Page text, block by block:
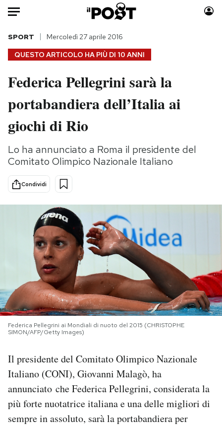
Auto
HOME
Italia
Politica
Tecnologia
Scienza
Economia
Moda
Consumismi
Media
PODCAST
NEWSLETTER
I MIEI PREFERITI
CALENDARIO
AREA PERSONALE
QUESTO ARTICOLO HA PIÙ DI 10 ANNI
SPORT Mercoledì 27 aprile 2016
Federica Pellegrini sarà la
portabandiera dell’Italia ai
giochi di Rio
Lo ha annunciato a Roma il presidente del
Comitato Olimpico Nazionale Italiano
Condividi
Federica Pellegrini ai Mondiali di nuoto del 2015 (CHRISTOPHE
SIMON/AFP/Getty Images)
Il presidente del Comitato Olimpico Nazionale
Italiano (CONI), Giovanni Malagò, ha
annunciato che Federica Pellegrini, considerata la
più forte nuotatrice italiana e una delle migliori di
sempre in assoluto, sarà la portabandiera per